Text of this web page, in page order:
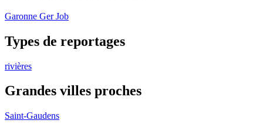
Garonne Ger Job
Types de reportages
rivières
Grandes villes proches
Saint-Gaudens